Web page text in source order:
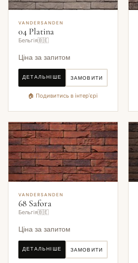
VANDERSANDEN
04 Platina
Бельгія🇧🇪
Ціна за запитом
ДЕТАЛЬНІШЕ ЗАМОВИТИ
🏠 Подивитись в інтер'єрі
VANDERSANDEN
68 Safora
Бельгія🇧🇪
Ціна за запитом
ДЕТАЛЬНІШЕ ЗАМОВИТИ